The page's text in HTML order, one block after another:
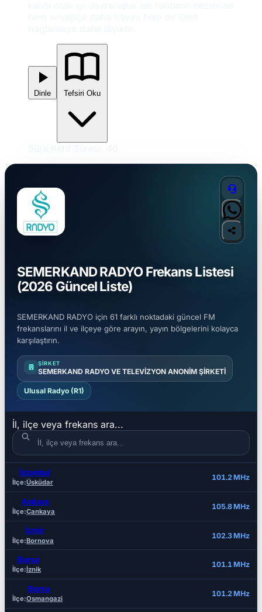
Dinle
SEMERKAND RADYO Frekans Listesi
(2026 Güncel Liste)
SEMERKAND RADYO için 61 farklı noktadaki güncel FM
frekanslarını il ve ilçeye göre arayın, yayın bölgelerini kolayca
karşılaştırın.
ŞIRKET
SEMERKAND RADYO VE TELEVİZYON ANONİM ŞİRKETİ
Ulusal Radyo (R1)
İl, ilçe veya frekans ara...
İL
İstanbul
İlçe:Üsküdar
101.2 MHz
Ankara
İlçe:Çankaya
105.8 MHz
İzmir
İlçe:Bornova
102.3 MHz
Bursa
İlçe:İznik
101.1 MHz
Bursa
İlçe:Osmangazi
101.2 MHz